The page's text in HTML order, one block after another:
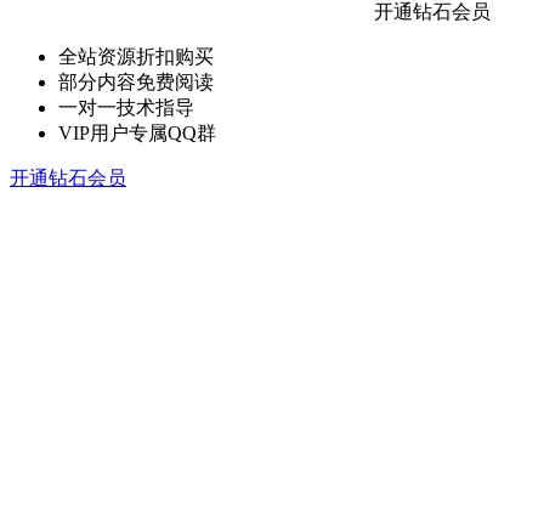
开通钻石会员
全站资源折扣购买
部分内容免费阅读
一对一技术指导
VIP用户专属QQ群
开通钻石会员